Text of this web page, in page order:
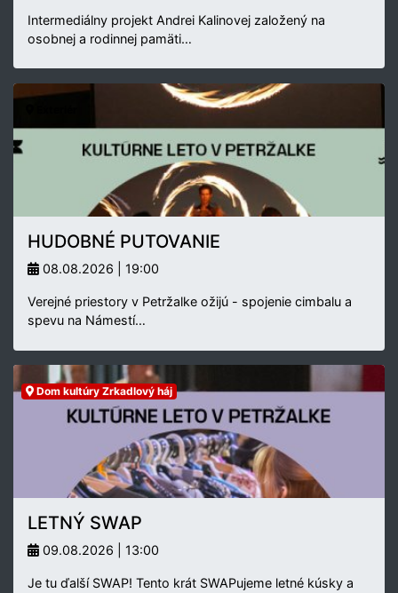
Intermediálny projekt Andrei Kalinovej založený na
osobnej a rodinnej pamäti…
HUDOBNÉ PUTOVANIE
08.08.2026 | 19:00
Verejné priestory v Petržalke ožijú - spojenie cimbalu a
spevu na Námestí…
Dom kultúry Zrkadlový háj
LETNÝ SWAP
09.08.2026 | 13:00
Je tu ďalší SWAP! Tento krát SWAPujeme letné kúsky a